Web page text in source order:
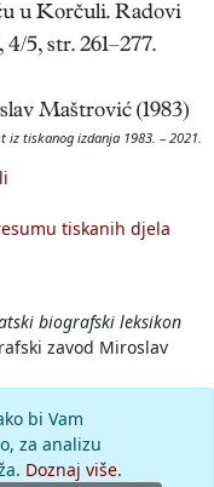
u Korčuli. Radovi
5, str. 261–277.
Maštrović (1983)
iz tiskanog izdanja 1983. – 2021.
tiskanih djela
biografski leksikon
zavod Miroslav
bi Vam
za analizu
Doznaj više.